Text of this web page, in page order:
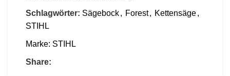
Schlagwörter: Sägebock, Forest, Kettensäge,
STIHL
Marke: STIHL
Share: